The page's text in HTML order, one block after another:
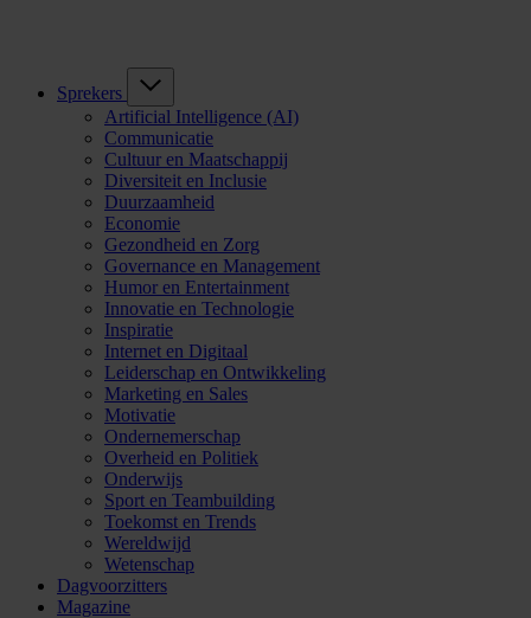
Sprekers
Artificial Intelligence (AI)
Communicatie
Cultuur en Maatschappij
Diversiteit en Inclusie
Duurzaamheid
Economie
Gezondheid en Zorg
Governance en Management
Humor en Entertainment
Innovatie en Technologie
Inspiratie
Internet en Digitaal
Leiderschap en Ontwikkeling
Marketing en Sales
Motivatie
Ondernemerschap
Overheid en Politiek
Onderwijs
Sport en Teambuilding
Toekomst en Trends
Wereldwijd
Wetenschap
Dagvoorzitters
Magazine